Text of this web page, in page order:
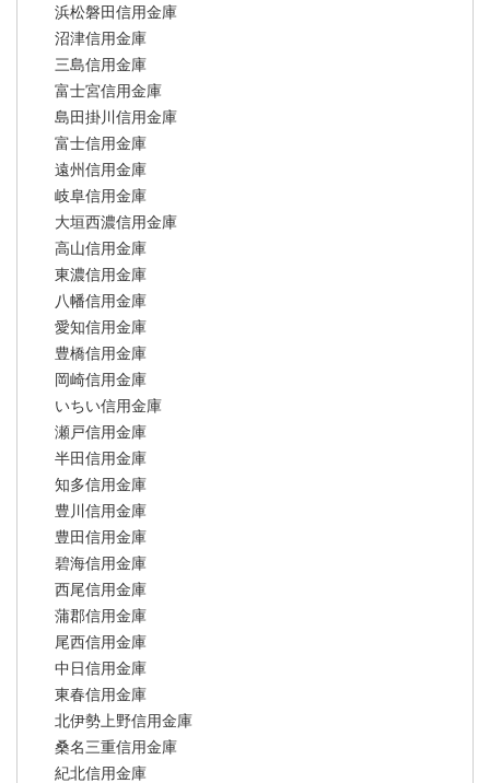
浜松磐田信用金庫
沼津信用金庫
三島信用金庫
富士宮信用金庫
島田掛川信用金庫
富士信用金庫
遠州信用金庫
岐阜信用金庫
大垣西濃信用金庫
高山信用金庫
東濃信用金庫
八幡信用金庫
愛知信用金庫
豊橋信用金庫
岡崎信用金庫
いちい信用金庫
瀬戸信用金庫
半田信用金庫
知多信用金庫
豊川信用金庫
豊田信用金庫
碧海信用金庫
西尾信用金庫
蒲郡信用金庫
尾西信用金庫
中日信用金庫
東春信用金庫
北伊勢上野信用金庫
桑名三重信用金庫
紀北信用金庫